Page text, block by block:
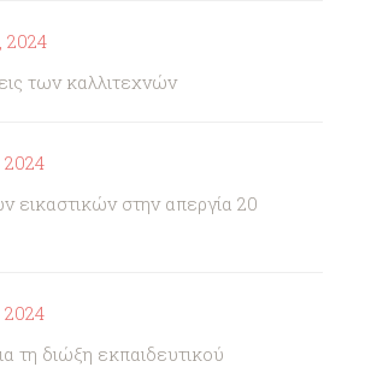
2024
των καλλιτεχνών
2024
εικαστικών στην απεργία 20
2024
τη διώξη εκπαιδευτικού